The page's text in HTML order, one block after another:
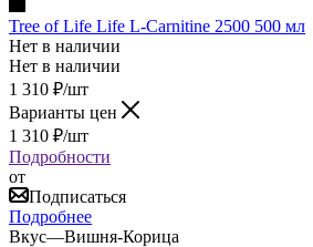
Tree of Life Life L-Carnitine 2500 500 мл
Нет в наличии
Нет в наличии
1 310 ₽/шт
Варианты цен
1 310 ₽/шт
Подробности
от
Подписаться
Подробнее
Вкус—Вишня-Корица